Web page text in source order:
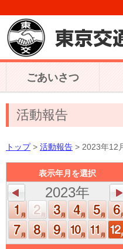
ごあいさつ
活動報告
トップ> 活動報告 > 2023年12
表示年月を選択
2023年